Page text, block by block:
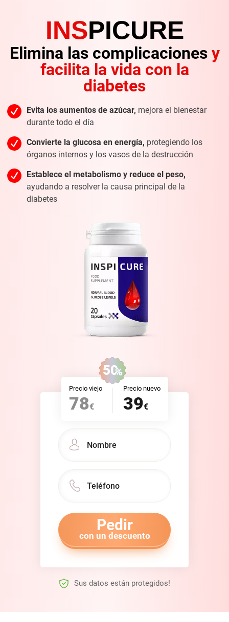
INSPICURE
Elimina las complicaciones y
facilita la vida con la
diabetes
Evita los aumentos de azúcar, mejora el bienestar
durante todo el día
Convierte la glucosa en energía, protegiendo los
órganos internos y los vasos de la destrucción
Establece el metabolismo y reduce el peso,
ayudando a resolver la causa principal de la
diabetes
Precio viejo
78€
50%
Precio nuevo
39€
Pedir
con un descuento
Sus datos están protegidos!